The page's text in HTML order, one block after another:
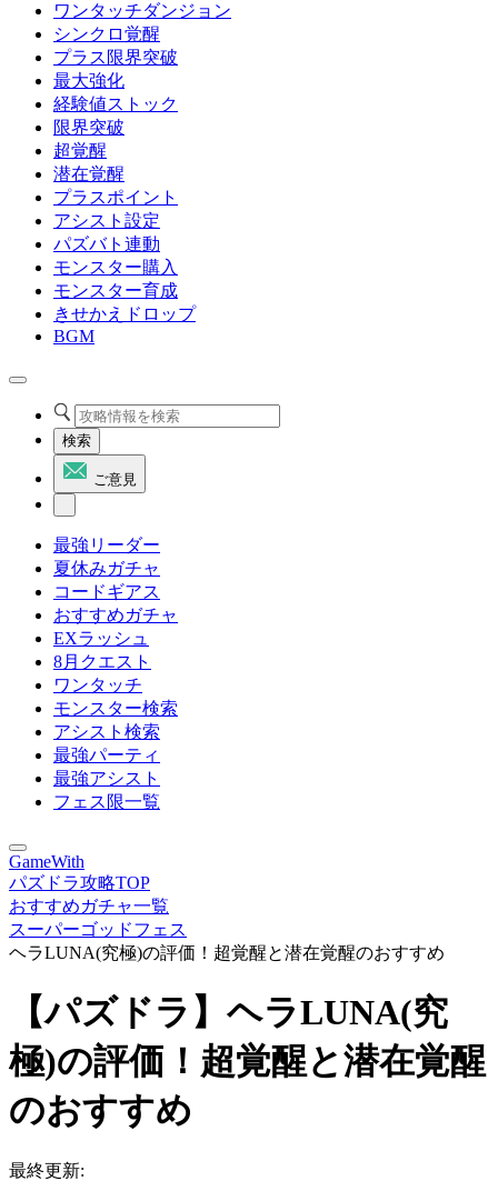
ワンタッチダンジョン
シンクロ覚醒
プラス限界突破
最大強化
経験値ストック
限界突破
超覚醒
潜在覚醒
プラスポイント
アシスト設定
パズバト連動
モンスター購入
モンスター育成
きせかえドロップ
BGM
検索
ご意見
最強リーダー
夏休みガチャ
コードギアス
おすすめガチャ
EXラッシュ
8月クエスト
ワンタッチ
モンスター検索
アシスト検索
最強パーティ
最強アシスト
フェス限一覧
GameWith
パズドラ攻略TOP
おすすめガチャ一覧
スーパーゴッドフェス
ヘラLUNA(究極)の評価！超覚醒と潜在覚醒のおすすめ
【パズドラ】ヘラLUNA(究
極)の評価！超覚醒と潜在覚醒
のおすすめ
最終更新: